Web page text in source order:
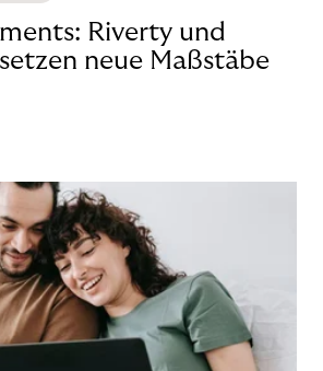
Riverty und
neue Maßstäbe